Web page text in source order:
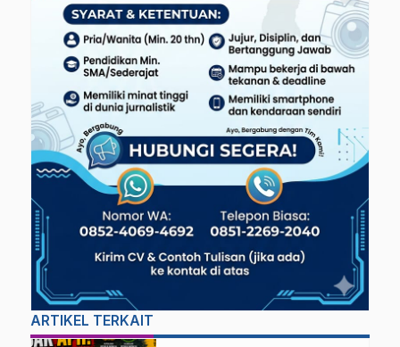
ARTIKEL TERKAIT